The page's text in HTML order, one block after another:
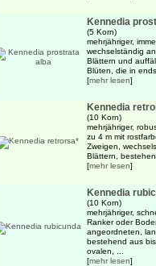
Kennedia
(5 Korn)
mehrjähriger,
wechselständig
Blättern und
Blüten, die in
[mehr lesen]
Kennedia
(10 Korn)
mehrjähriger,
zu 4 m mit
Zweigen,
Blättern,
[mehr lesen]
Kennedia
(10 Korn)
mehrjähriger,
Ranker oder
angeordneten,
bestehend aus
ovalen, ...
[mehr lesen]